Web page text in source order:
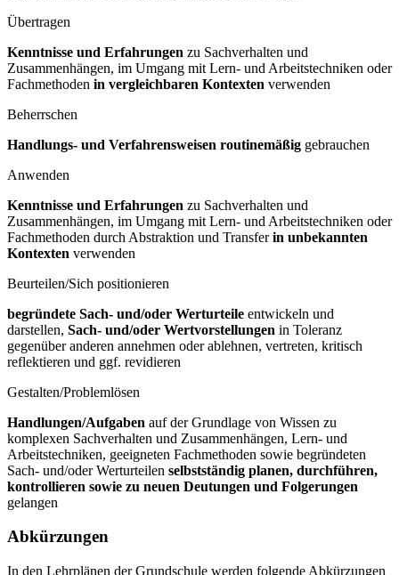
Übertragen
Kenntnisse und Erfahrungen zu Sachverhalten und
Zusammenhängen, im Umgang mit Lern- und Arbeitstechniken oder
Fachmethoden in vergleichbaren Kontexten verwenden
Beherrschen
Handlungs- und Verfahrensweisen routinemäßig gebrauchen
Anwenden
Kenntnisse und Erfahrungen zu Sachverhalten und
Zusammenhängen, im Umgang mit Lern- und Arbeitstechniken oder
Fachmethoden durch Abstraktion und Transferin unbekannten
Kontexten verwenden
Beurteilen/Sich positionieren
begründete Sach- und/oder Werturteile entwickeln und
darstellen, Sach- und/oder Wertvorstellungen in Toleranz
gegenüber anderen annehmen oder ablehnen, vertreten, kritisch
reflektieren und ggf. revidieren
Gestalten/Problemlösen
Handlungen/Aufgaben auf der Grundlage von Wissen zu
komplexen Sachverhalten und Zusammenhängen, Lern- und
Arbeitstechniken, geeigneten Fachmethoden sowie begründeten
Sach- und/oder Werturteilen selbstständig planen, durchführen,
kontrollieren sowie zu neuen Deutungen und Folgerungen
gelangen
Abkürzungen
In den Lehrplänen der Grundschule werden folgende Abkürzungen